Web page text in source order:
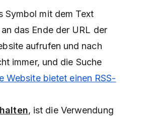
Symbol mit dem Text
das Ende der URL der
aufrufen und nach
immer, und die Suche
Website bietet einen RSS-
, ist die Verwendung